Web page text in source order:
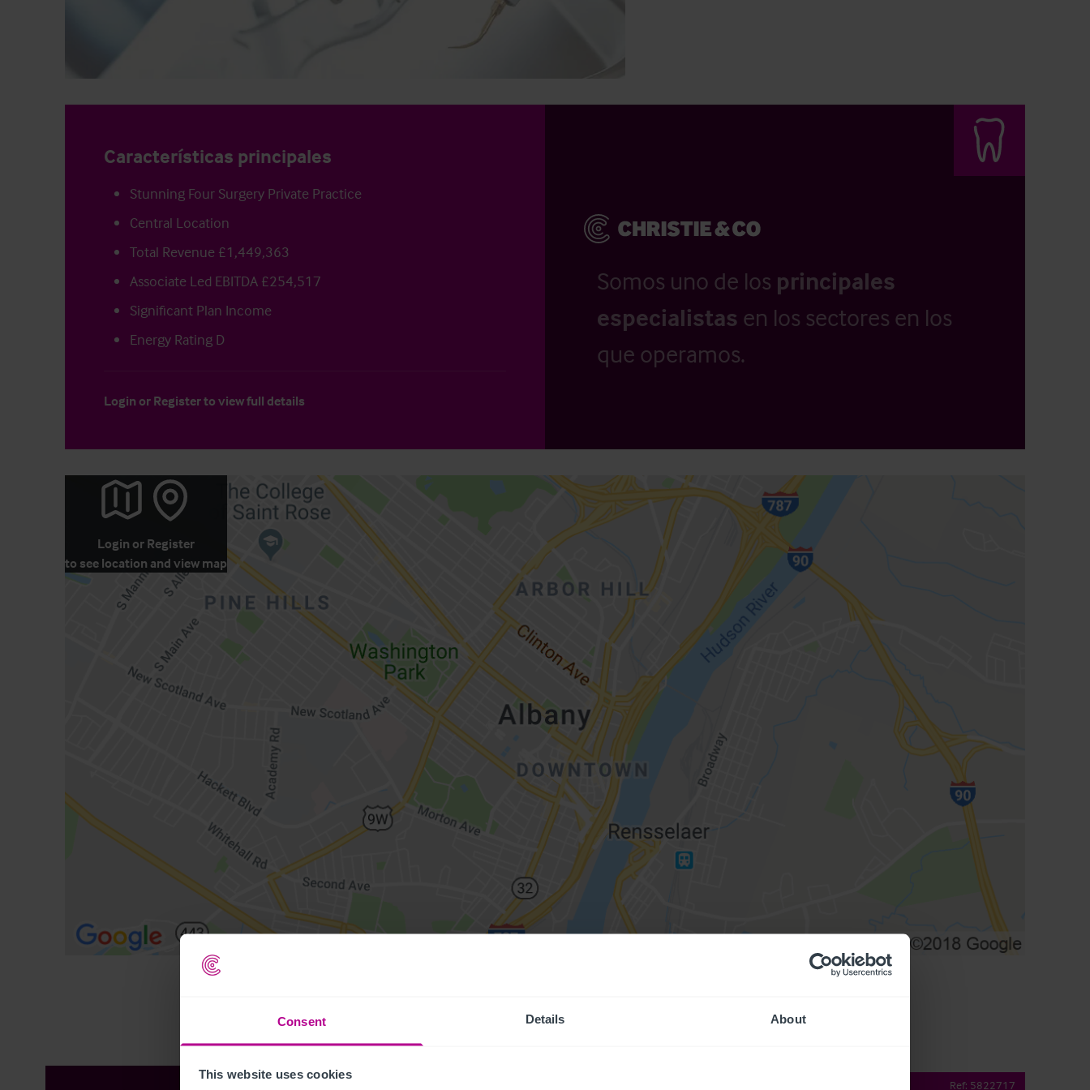
Consent Details About
This website uses cookies
Características principales
Stunning Four Surgery Private Practice
Central Location
Total Revenue £1,449,363
Associate Led EBITDA £254,517
Significant Plan Income
Energy Rating D
Login or Registerto view full details
Somos uno de los principales
especialistas en los sectores en los
que operamos.
Login or Register
to see location and view map
Ref: 5822717